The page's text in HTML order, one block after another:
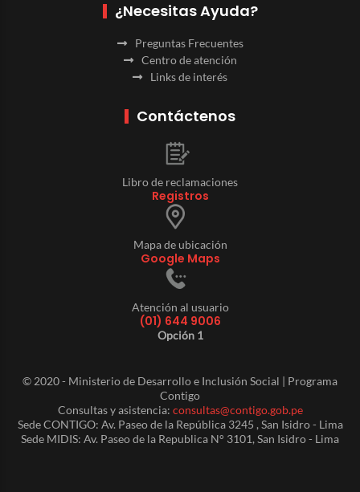
¿Necesitas Ayuda?
Preguntas Frecuentes
Centro de atención
Links de interés
Contáctenos
Libro de reclamaciones
Registros
Mapa de ubicación
Google Maps
Atención al usuario
(01) 644 9006
Opción 1
© 2020 - Ministerio de Desarrollo e Inclusión Social | Programa
Contigo
Consultas y asistencia: consultas@contigo.gob.pe
Sede CONTIGO: Av. Paseo de la República 3245 , San Isidro - Lima
Sede MIDIS: Av. Paseo de la Republica N° 3101, San Isidro - Lima